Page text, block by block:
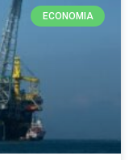
ECONOMIA